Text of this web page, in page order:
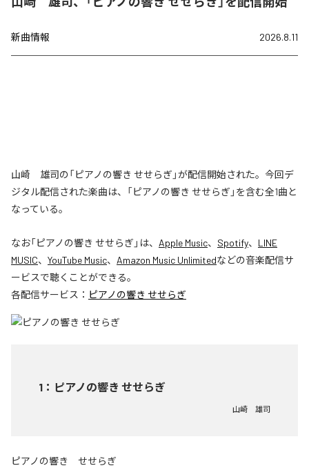
新曲情報 2026.8.11
山崎 雄司の「ピアノの響き せせらぎ」が配信開始された。今回デ
ジタル配信された楽曲は、「ピアノの響き せせらぎ」を含む全1曲と
なっている。
なお「ピアノの響き せせらぎ 」は、 Apple Music、 Spotify、 LINE
MUSIC、 YouTube Music、 Amazon Music Unlimitedなどの音楽配信サ
ービスで聴くことができる。
各配信サービス： ピアノの響き せせらぎ
1 ： ピアノの響き せせらぎ
山崎 雄司
ピアノの響き せせらぎ